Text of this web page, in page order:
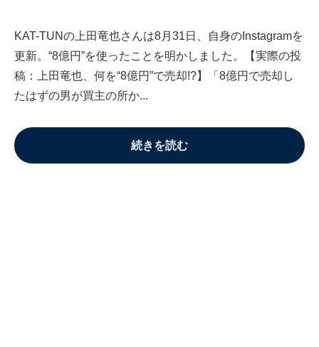
KAT-TUNの上田竜也さんは8月31日、自身のInstagramを
更新。“8億円”を使ったことを明かしました。【実際の投
稿：上田竜也、何を“8億円”で売却!?】「8億円で売却し
たはずの男が買主の所か...
続きを読む